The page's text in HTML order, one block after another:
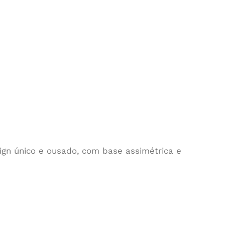
único e ousado, com base assimétrica e